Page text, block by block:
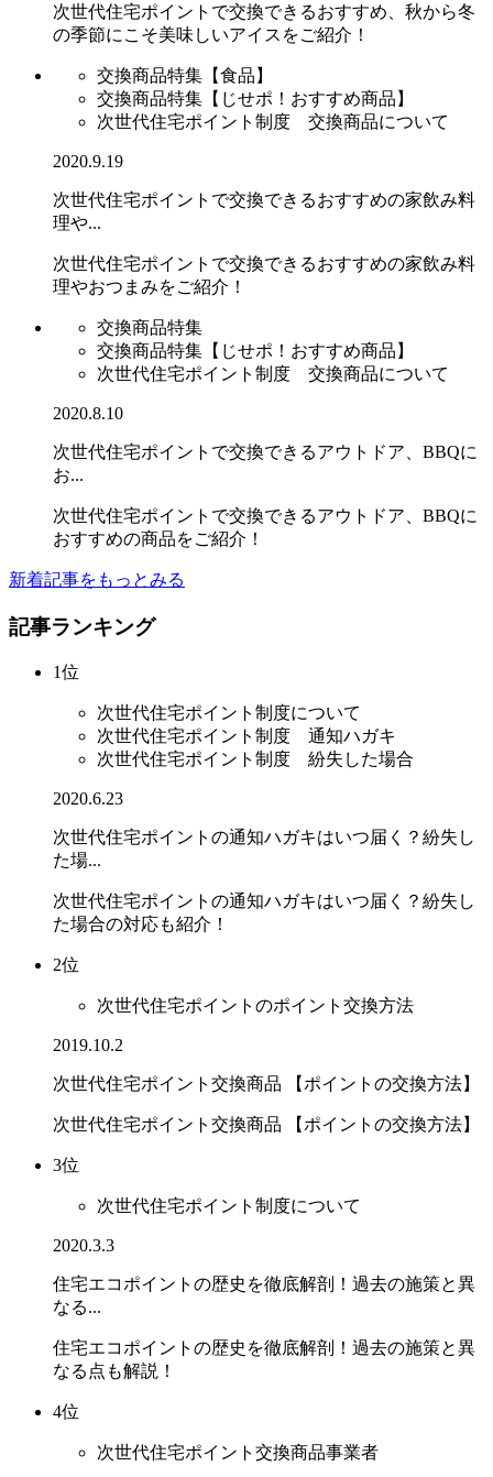
次世代住宅ポイントで交換できるおすすめ、秋から冬
の季節にこそ美味しいアイスをご紹介！
交換商品特集【食品】
交換商品特集【じせポ！おすすめ商品】
次世代住宅ポイント制度 交換商品について
2020.9.19
次世代住宅ポイントで交換できるおすすめの家飲み料
理や...
次世代住宅ポイントで交換できるおすすめの家飲み料
理やおつまみをご紹介！
交換商品特集
交換商品特集【じせポ！おすすめ商品】
次世代住宅ポイント制度 交換商品について
2020.8.10
次世代住宅ポイントで交換できるアウトドア、BBQに
お...
次世代住宅ポイントで交換できるアウトドア、BBQに
おすすめの商品をご紹介！
新着記事をもっとみる
記事ランキング
1位
次世代住宅ポイント制度について
次世代住宅ポイント制度 通知ハガキ
次世代住宅ポイント制度 紛失した場合
2020.6.23
次世代住宅ポイントの通知ハガキはいつ届く？紛失し
た場...
次世代住宅ポイントの通知ハガキはいつ届く？紛失し
た場合の対応も紹介！
2位
次世代住宅ポイントのポイント交換方法
2019.10.2
次世代住宅ポイント交換商品 【ポイントの交換方法】
次世代住宅ポイント交換商品 【ポイントの交換方法】
3位
次世代住宅ポイント制度について
2020.3.3
住宅エコポイントの歴史を徹底解剖！過去の施策と異
なる...
住宅エコポイントの歴史を徹底解剖！過去の施策と異
なる点も解説！
4位
次世代住宅ポイント交換商品事業者